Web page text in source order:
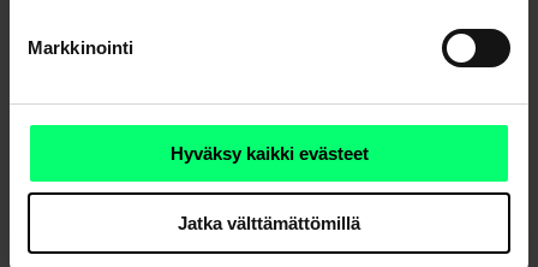
Markkinointi
Hyväksy kaikki evästeet
Jatka välttämättömillä
KB)
Tutustuhinnastoomme.
Luoton myöntäminen edellyttää kaikissa tapauksissa